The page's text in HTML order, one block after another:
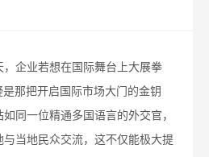
企业若想在国际舞台上大展拳
那把开启国际市场大门的金钥
同一位精通多国语言的外交官，
当地民众交流，这不仅能极大提